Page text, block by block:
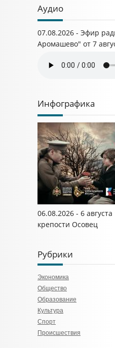
Аудио
07.08.2026 - Эфир
Аромашево" от 7
Инфографика
06.08.2026 - 6
крепости Осовец
Рубрики
Экономика
Общество
Образование
Культура
Спорт
Происшествия